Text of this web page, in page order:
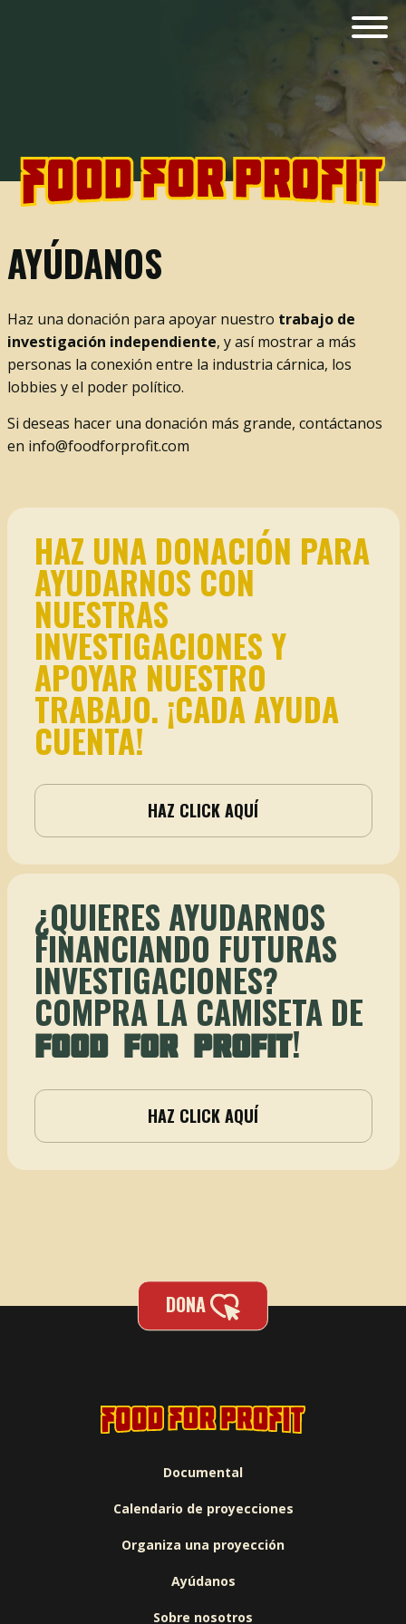
AYÚDANOS
Haz una donación para apoyar nuestro trabajo de
investigación independiente, y así mostrar a más
personas la conexión entre la industria cárnica, los
lobbies y el poder político.
Si deseas hacer una donación más grande, contáctanos
en info@foodforprofit.com
HAZ UNA DONACIÓN PARA
AYUDARNOS CON
NUESTRAS
INVESTIGACIONES Y
APOYAR NUESTRO
TRABAJO. ¡CADA AYUDA
CUENTA!
HAZ CLICK AQUÍ
¿QUIERES AYUDARNOS
FINANCIANDO FUTURAS
INVESTIGACIONES?
COMPRA LA CAMISETA DE
FOOD FOR PROFIT!
HAZ CLICK AQUÍ
DONA
Documental
Calendario de proyecciones
Organiza una proyección
Ayúdanos
Sobre nosotros